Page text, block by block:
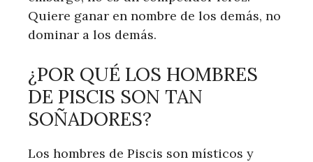
Quiere ganar en nombre de los demás, no
dominar a los demás.
¿POR QUÉ LOS HOMBRES
DE PISCIS SON TAN
SOÑADORES?
Los hombres de Piscis son místicos y